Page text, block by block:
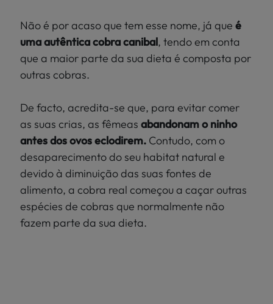
Não é por acaso que tem esse nome, já que é
uma autêntica cobra canibal, tendo em conta
que a maior parte da sua dieta é composta por
outras cobras.
De facto, acredita-se que, para evitar comer
as suas crias, as fêmeas abandonam o ninho
antes dos ovos eclodirem. Contudo, com o
desaparecimento do seu habitat natural e
devido à diminuição das suas fontes de
alimento, a cobra real começou a caçar outras
espécies de cobras que normalmente não
fazem parte da sua dieta.